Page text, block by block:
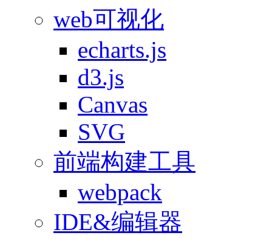
web可视化
echarts.js
d3.js
Canvas
SVG
前端构建工具
webpack
IDE&编辑器